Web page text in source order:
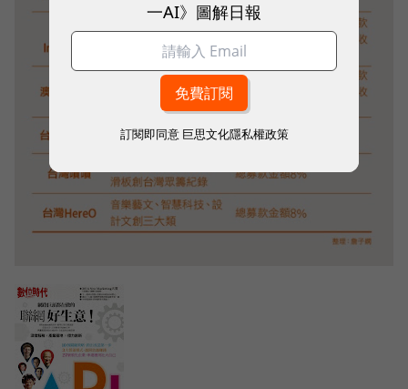
一AI》圖解日報
訂閱即同意 巨思文化隱私權政策